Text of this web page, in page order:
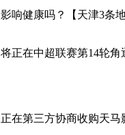
健康吗？【天津3条地
在中超联赛第14轮角
三方协商收购天马